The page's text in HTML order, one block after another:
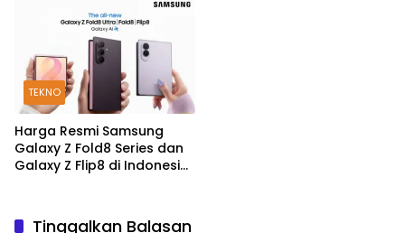
TEKNO
Harga Resmi Samsung
Galaxy Z Fold8 Series dan
Galaxy Z Flip8 di Indonesia,
Tinggalkan Balasan